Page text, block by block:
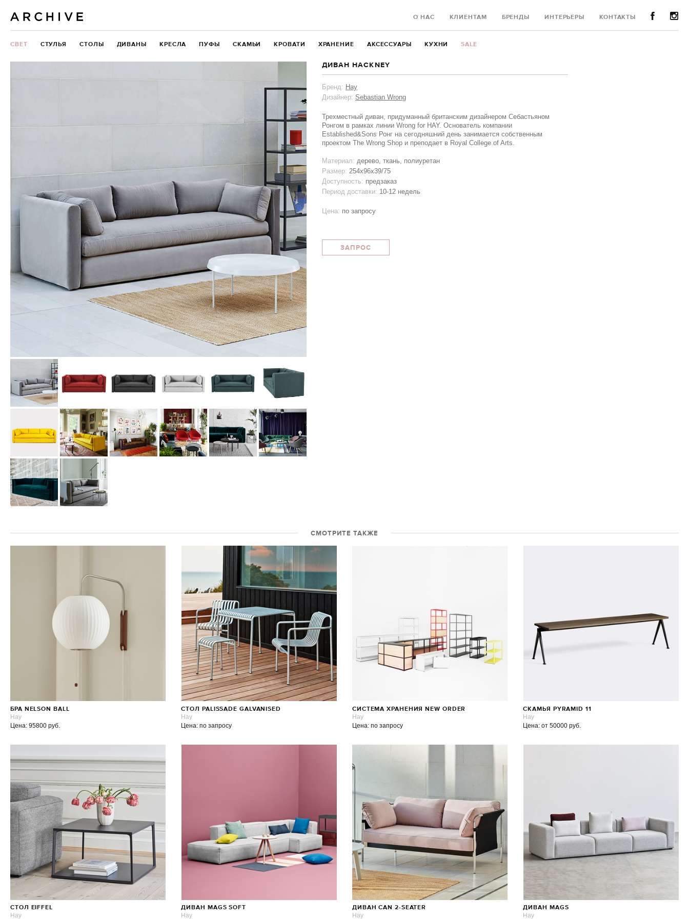
СВЕТ СТУЛЬЯ СТОЛЫ ДИВАНЫ КРЕСЛА ПУФЫ СКАМЬИ КРОВАТИ ХРАНЕНИЕ АКСЕССУАРЫ КУХНИ SALE
О НАС КЛИЕНТАМ БРЕНДЫ ИНТЕРЬЕРЫ КОНТАКТЫ
ДИВАН HACKNEY
Бренд: Hay
Дизайнер: Sebastian Wrong
Трехместный диван, придуманный британским дизайнером Себастьяном
Ронгом в рамках линии Wrong for HAY. Оcнователь компании
Established&Sons Ронг на сегодняшний день занимается собственным
проектом The Wrong Shop и преподает в Royal College of Arts.
Материал: дерево, ткань, полиуретан
Размер: 254х96х39/75
Доступность: предзаказ
Период доставки: 10-12 недель
Цена: по запросу
ЗАПРОС
СМОТРИТЕ ТАКЖЕ
БРА NELSON BALL
Hay
Цена: 95800 руб.
СТОЛ PALISSADE GALVANISED
Hay
Цена: по запросу
СИСТЕМА ХРАНЕНИЯ NEW ORDER
Hay
Цена: по запросу
СКАМЬЯ PYRAMID 11
Hay
Цена: от 50000 руб.
СТОЛ EIFFEL
Hay
ДИВАН MAGS SOFT
Hay
ДИВАН CAN 2-SEATER
Hay
ДИВАН MAGS
Hay